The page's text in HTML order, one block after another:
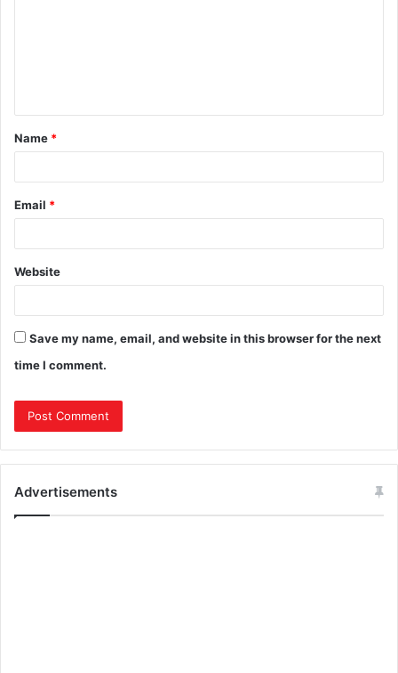
Name *
Email *
Website
Save my name, email, and website in this browser for the next
time I comment.
Advertisements